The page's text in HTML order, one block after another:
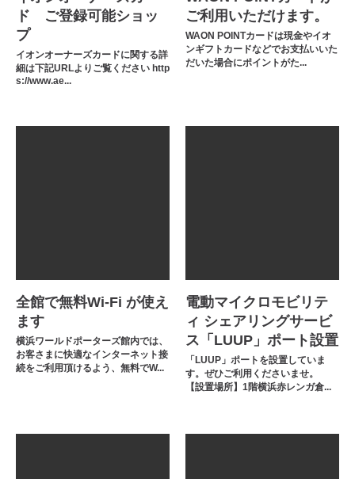
ド ご登録可能ショッ
プ
イオンオーナーズカードに関する詳
細は下記URLよりご覧ください http
s://www.ae...
ご利用いただけます。
WAON POINTカードは現金やイオ
ンギフトカードなどでお支払いいた
だいた場合にポイントがた...
全館で無料Wi-Fi が使え
ます
横浜ワールドポーターズ館内では、
お客さまに快適なインターネット接
続をご利用頂けるよう、無料でW...
電動マイクロモビリテ
ィ シェアリングサービ
ス「LUUP」ポート設置
「LUUP」ポートを設置していま
す。ぜひご利用くださいませ。
【設置場所】1階横浜赤レンガ倉...